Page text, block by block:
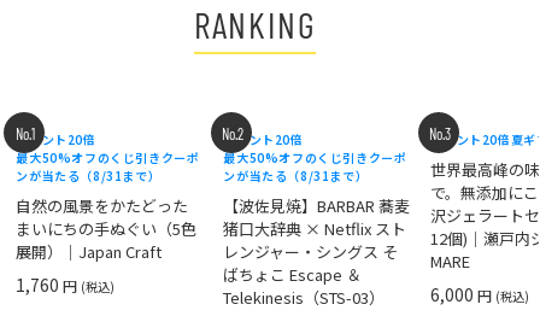
RANKING
No.1
ポイント20倍
最大50%オフのくじ引きクーポ
ンが当たる（8/31まで）
自然の風景をかたどった
まいにちの手ぬぐい（5色
展開）｜Japan Craft
1,760円 (税込)
No.2
ポイント20倍
最大50%オフのくじ引きクーポ
ンが当たる（8/31まで）
【波佐見焼】BARBAR 蕎麦
猪口大辞典 × Netflix スト
レンジャー・シングス そ
ばちょこ Escape ＆
Telekinesis（STS-03）
No.3
ポイント20倍 夏
世界最高峰の
で。無添加に
沢ジェラート
12個)｜瀬戸内
MARE
6,000円 (税込)